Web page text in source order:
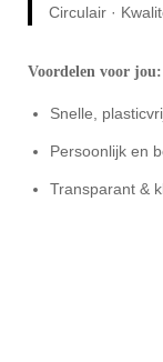
Circulair ·
Voordelen voor jou:
Snelle,
Persoonlijk en
Transparant &